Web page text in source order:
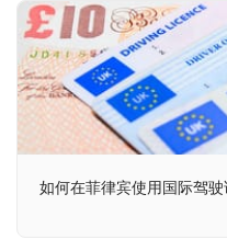
如何在菲律宾使用国际驾